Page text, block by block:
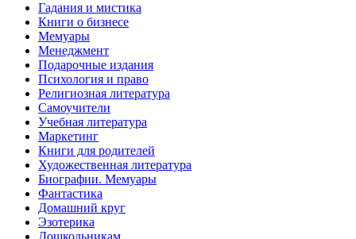
Гадания и мистика
Книги о бизнесе
Мемуары
Менеджмент
Подарочные издания
Психология и право
Религиозная литература
Самоучители
Учебная литература
Маркетинг
Книги для родителей
Художественная литература
Биографии. Мемуары
Фантастика
Домашний круг
Эзотерика